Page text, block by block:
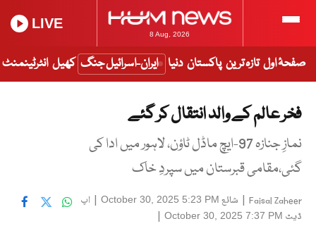
8 Aug, 2026
LIVE
صفحۂ اول تازہ ترین پاکستان دنیا ایران-اسرائیل جنگ کھیل انٹرٹینمنٹ
فخر عالم کے والد انتقال کر گئے
نمازِ جنازہ 97-ایچ ماڈل ٹاؤن، لاہور میں ادا کی
گئی،مقامی قبرستان میں سپردِ خاک
Faisal Zaheer
| شائع October 30, 2025 5:23 PM
| اپ
ڈیٹ October 30, 2025 7:37 PM
|